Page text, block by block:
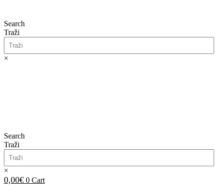
Search
Traži
×
Search
Traži
×
0,00€ 0 Cart